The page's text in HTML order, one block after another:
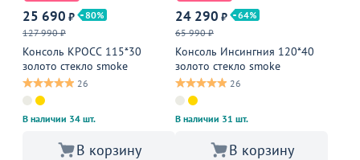
25 690 ₽
80
127 990 ₽
Консоль КРОСС 115*30
золото стекло smoke
26
В наличии 34 шт.
В корзину
24 290 ₽
64
65 990 ₽
Консоль Инсингния 120*40
золото стекло smoke
26
В наличии 31 шт.
В корзину